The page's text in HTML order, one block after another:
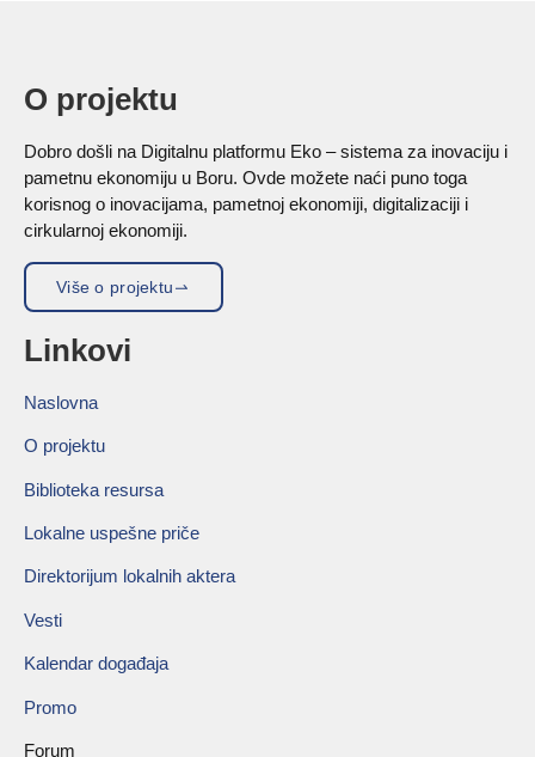
O projektu
Dobro došli na Digitalnu platformu Eko – sistema za inovaciju i
pametnu ekonomiju u Boru. Ovde možete naći puno toga
korisnog o inovacijama, pametnoj ekonomiji, digitalizaciji i
cirkularnoj ekonomiji.
Više o projektu
Linkovi
Naslovna
O projektu
Biblioteka resursa
Lokalne uspešne priče
Direktorijum lokalnih aktera
Vesti
Kalendar događaja
Promo
Forum